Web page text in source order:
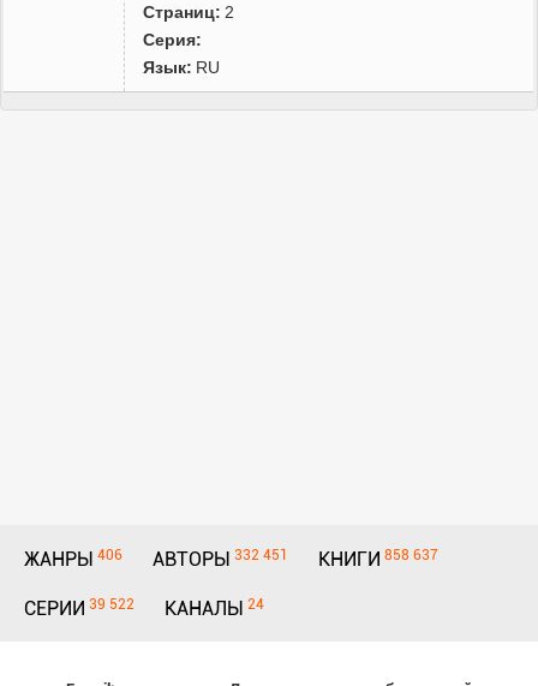
Страниц: 2
Серия:
Язык: RU
ЖАНРЫ 406 АВТОРЫ 332 451 КНИГИ 858 637
СЕРИИ 39 522 КАНАЛЫ 24